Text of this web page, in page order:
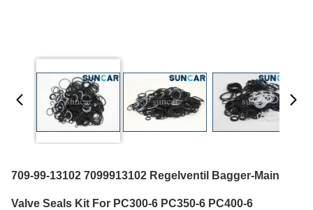
709-99-13102 7099913102 Regelventil Bagger-Main
Valve Seals Kit For PC300-6 PC350-6 PC400-6